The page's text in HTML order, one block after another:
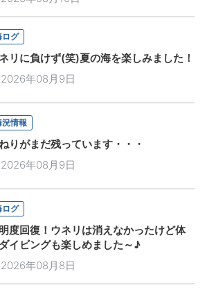
ログ
リに負けず(笑)夏の海を楽しみました！
2026年08月9日
況情報
りがまだ残っています・・・
2026年08月9日
ログ
度回復！ウネリは消えなかったけど体
イビングも楽しめました～♪
2026年08月8日